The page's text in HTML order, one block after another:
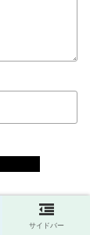
サイドバー